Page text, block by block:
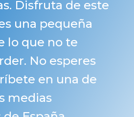
Disfruta de este
una pequeña
lo que no te
No esperes
en una de
medias